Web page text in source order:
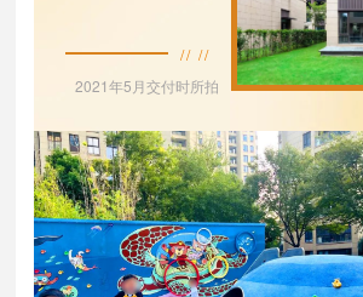
// //
2021年5月交付时所拍